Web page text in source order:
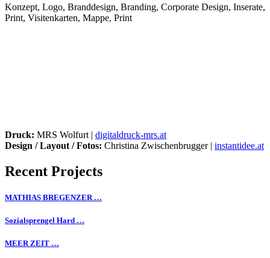
Konzept, Logo, Branddesign, Branding, Corporate Design, Inserate,
Print, Visitenkarten, Mappe, Print
Druck: MRS Wolfurt | digitaldruck-mrs.at
Design / Layout / Fotos: Christina Zwischenbrugger | instantidee.at
Recent Projects
MATHIAS BREGENZER …
Sozialsprengel Hard …
MEER ZEIT …